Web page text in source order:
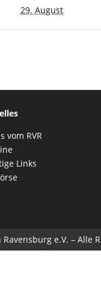
29. August
vom RVR
Links
e.V. – Alle